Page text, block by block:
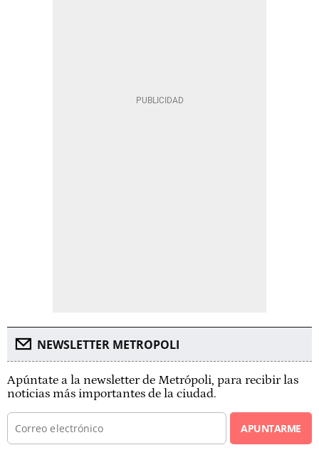
NEWSLETTER METROPOLI
Apúntate a la newsletter de Metrópoli, para recibir las
noticias más importantes de la ciudad.
APUNTARME